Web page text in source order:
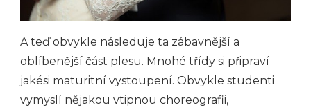
A teď obvykle následuje ta zábavnější a
oblíbenější část plesu. Mnohé třídy si připraví
jakési maturitní vystoupení. Obvykle studenti
vymyslí nějakou vtipnou choreografii,